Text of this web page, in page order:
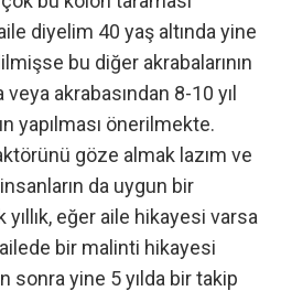
diyelim 40 yaş altında yine
bu diğer akrabalarının
akrabasından 8-10 yıl
yapılması önerilmekte.
göze almak lazım ve
da uygun bir
yıllık, eğer aile hikayesi varsa
bir malinti hikayesi
sonra yine 5 yılda bir takip